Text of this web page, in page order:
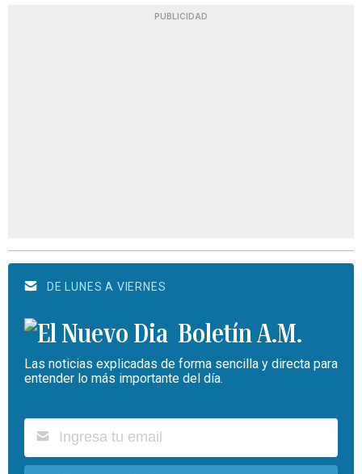
PUBLICIDAD
DE LUNES A VIERNES
Boletín A.M.
Las noticias explicadas de forma sencilla y directa para
entender lo más importante del día.